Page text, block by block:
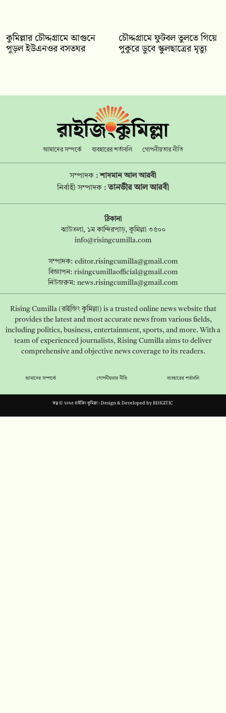
কুমিল্লার চৌদ্দগ্রামে আগুনে
পুড়ল ইউএনওর বসতঘর
চৌদ্দগ্রামে ফুটবল তুলতে গিয়ে
পুকুরে ডুবে স্কুলছাত্রের মৃত্যু
আমাদের সম্পর্কে ব্যবহারের শর্তাবলি গোপনীয়তার নীতি
সম্পাদক :শাদমান আল আরবী
নির্বাহী সম্পাদক :তানভীর আল আরবী
ঠিকানা
ঝাউতলা, ১ম কান্দিরপাড়, কুমিল্লা ৩৫০০
info@risingcumilla.com
সম্পাদক: editor.risingcumilla@gmail.com
বিজ্ঞাপন: risingcumillaofficial@gmail.com
নিউজরুম: news.risingcumilla@gmail.com
Rising Cumilla (রাইজিং কুমিল্লা) is a trusted online news website that
provides the latest and most accurate news from various fields,
including politics, business, entertainment, sports, and more. With a
team of experienced journalists, Rising Cumilla aims to deliver
comprehensive and objective news coverage to its readers.
আমাদের সম্পর্কে গোপনীয়তার নীতি ব্যবহারের শর্তাবলি
স্বত্ব © ২০২৩ রাইজিং কুমিল্লা। Design & Developed byBDIGITIC